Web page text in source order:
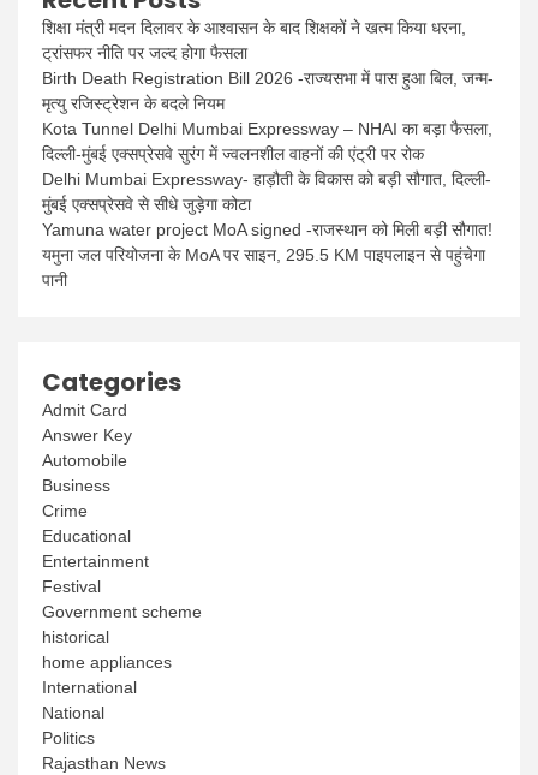
शिक्षा मंत्री मदन दिलावर के आश्वासन के बाद शिक्षकों ने खत्म किया धरना,
ट्रांसफर नीति पर जल्द होगा फैसला
Birth Death Registration Bill 2026 -राज्यसभा में पास हुआ बिल, जन्म-
मृत्यु रजिस्ट्रेशन के बदले नियम
Kota Tunnel Delhi Mumbai Expressway – NHAI का बड़ा फैसला,
दिल्ली-मुंबई एक्सप्रेसवे सुरंग में ज्वलनशील वाहनों की एंट्री पर रोक
Delhi Mumbai Expressway- हाड़ौती के विकास को बड़ी सौगात, दिल्ली-
मुंबई एक्सप्रेसवे से सीधे जुड़ेगा कोटा
Yamuna water project MoA signed -राजस्थान को मिली बड़ी सौगात!
यमुना जल परियोजना के MoA पर साइन, 295.5 KM पाइपलाइन से पहुंचेगा
पानी
Categories
Admit Card
Answer Key
Automobile
Business
Crime
Educational
Entertainment
Festival
Government scheme
historical
home appliances
International
National
Politics
Rajasthan News